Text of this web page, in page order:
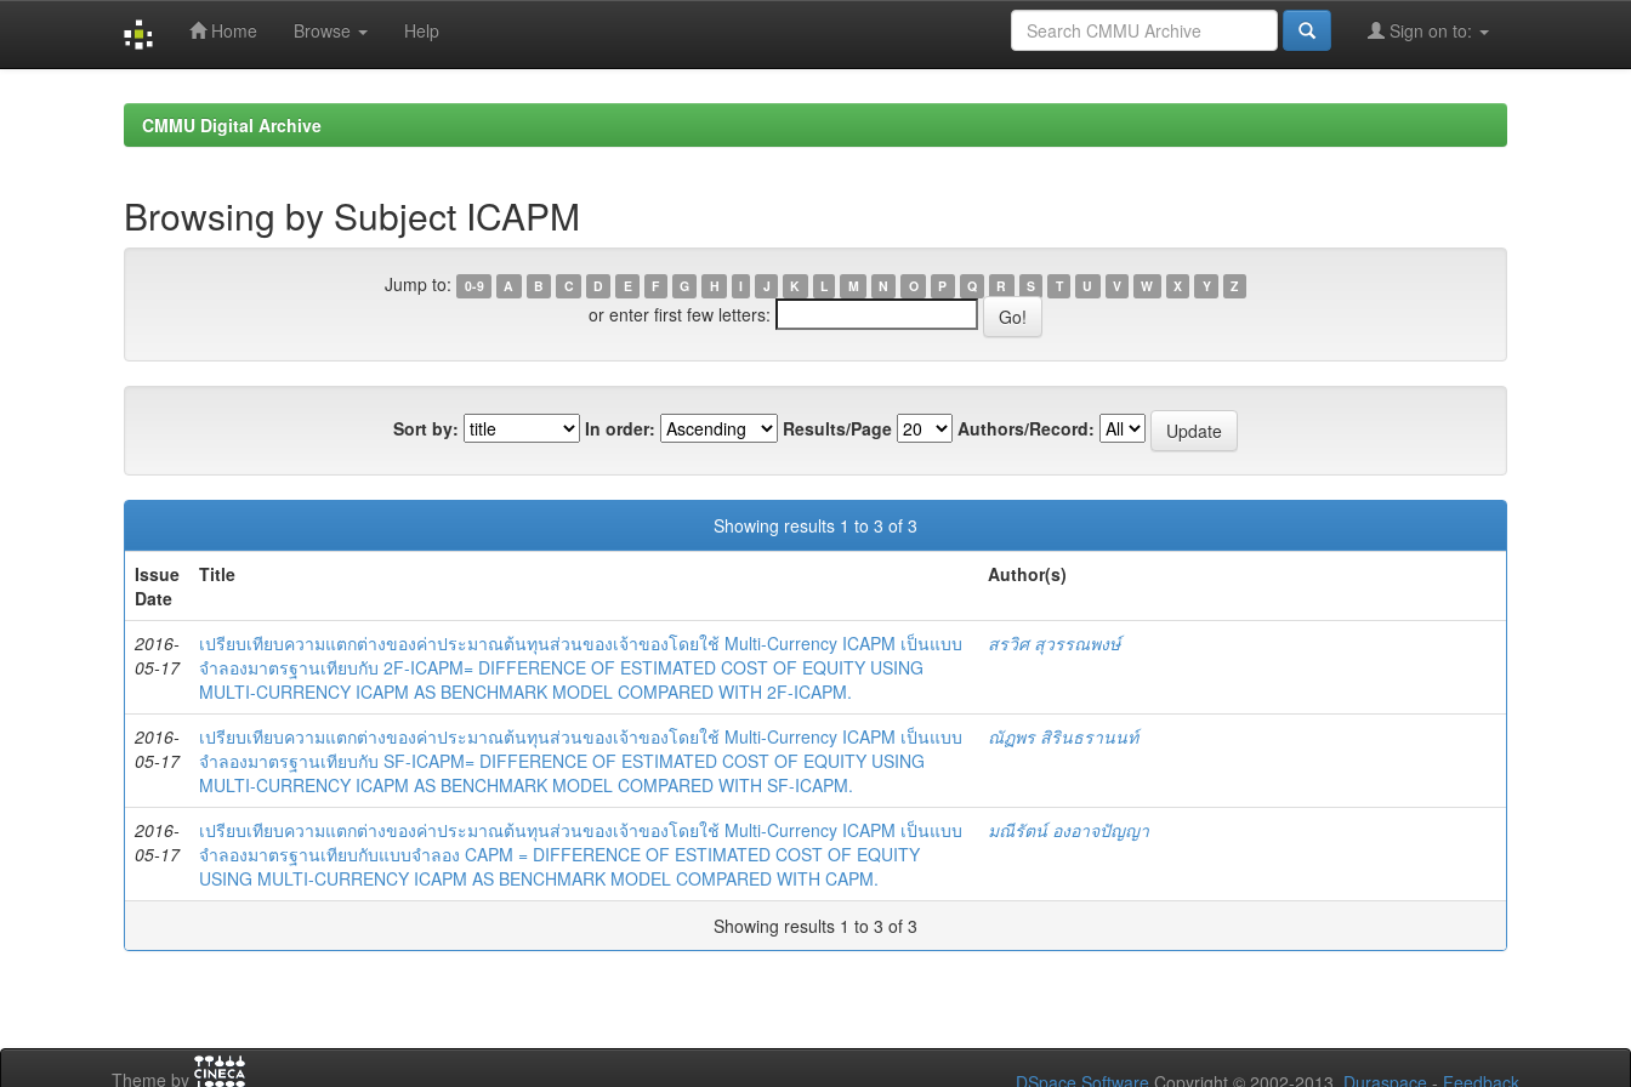
Home Browse Help Sign on to:
CMMU Digital Archive
Browsing by Subject ICAPM
Jump to: 0-9 A B C D E F G H I J K L M N O P Q R S T U V W X Y Z
or enter first few letters:
Sort by: In order: Results/Page Authors/Record:
Showing results 1 to 3 of 3
Issue
Date
Title Author(s)
2016-
05-17
เปรียบเทียบความแตกต่างของค่าประมาณต้นทุนส่วนของเจ้าของโดยใช้ Multi-Currency ICAPM เป็นแบบ
จำลองมาตรฐานเทียบกับ 2F-ICAPM= DIFFERENCE OF ESTIMATED COST OF EQUITY USING
MULTI-CURRENCY ICAPM AS BENCHMARK MODEL COMPARED WITH 2F-ICAPM.
สรวิศ สุวรรณพงษ์
2016-
05-17
เปรียบเทียบความแตกต่างของค่าประมาณต้นทุนส่วนของเจ้าของโดยใช้ Multi-Currency ICAPM เป็นแบบ
จำลองมาตรฐานเทียบกับ SF-ICAPM= DIFFERENCE OF ESTIMATED COST OF EQUITY USING
MULTI-CURRENCY ICAPM AS BENCHMARK MODEL COMPARED WITH SF-ICAPM.
ณัฏพร สิรินธรานนท์
2016-
05-17
เปรียบเทียบความแตกต่างของค่าประมาณต้นทุนส่วนของเจ้าของโดยใช้ Multi-Currency ICAPM เป็นแบบ
จำลองมาตรฐานเทียบกับแบบจำลอง CAPM = DIFFERENCE OF ESTIMATED COST OF EQUITY
USING MULTI-CURRENCY ICAPM AS BENCHMARK MODEL COMPARED WITH CAPM.
มณีรัตน์ องอาจปัญญา
Showing results 1 to 3 of 3
Theme by DSpace Software Copyright © 2002-2013 Duraspace - Feedback